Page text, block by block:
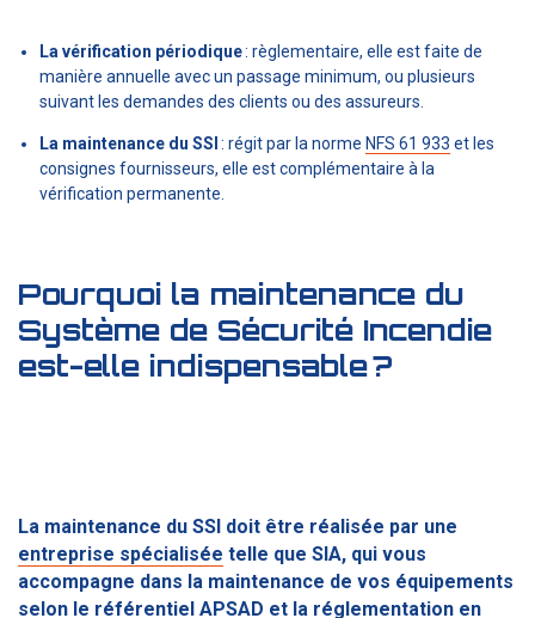
La vérification périodique: règlementaire, elle est faite de
manière annuelle avec un passage minimum, ou plusieurs
suivant les demandes des clients ou des assureurs.
La maintenance du SSI : régit par la norme NFS 61 933 et les
consignes fournisseurs, elle est complémentaire à la
vérification permanente.
Pourquoi la maintenance du
Système de Sécurité Incendie
est-elle indispensable ?
La maintenance du SSI doit être réalisée par une
entreprise spécialisée telle que SIA, qui vous
accompagne dans la maintenance de vos équipements
selon le référentiel APSAD et la réglementation en